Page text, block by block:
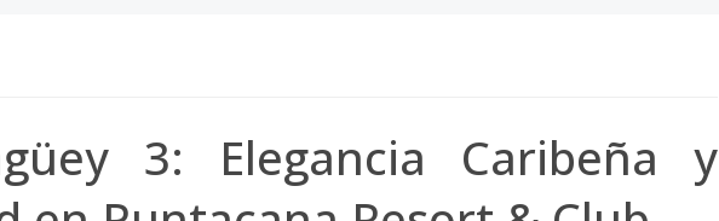
3: Elegancia Caribeña y